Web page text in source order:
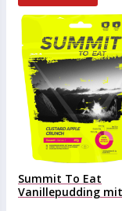
Summit To Eat
Vanillepudding mit